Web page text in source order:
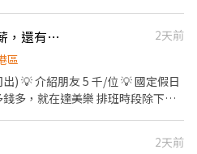
為佳謝謝😊
廚房） 時薪最高 212 元👉不只時薪，還有獎金就在達美樂 (昆陽)
2天前
區
) 💡 介紹朋友 5 千/位 💡 國定假日
多，就在達美樂 排班時段除下列
2天前